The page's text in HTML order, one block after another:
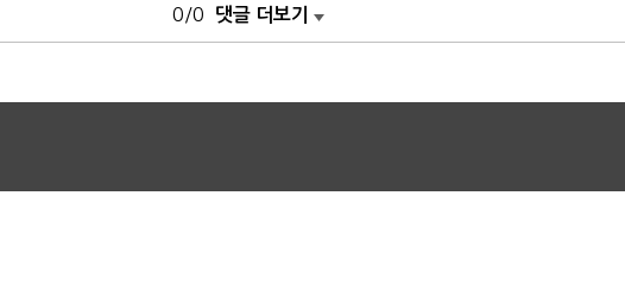
0/0 댓글 더보기